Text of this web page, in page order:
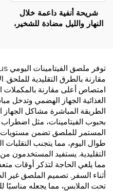
شريحة أنفية داعمة خلال
النهار والليل مضادة للشخير،
مقارنة بالطرق التقليدية
امتصاص أعلى مقارنة بالمكملات
الغذائية الجهاز الهضمي وتدخل
الطريقة المباشرة مشاكل الجهاز
بحبوب الفيتامينات، مثل اضطراب
المستمر للملصق تضمن مستويات
طوال اليوم، مما يتجنب
التقليدية. يستفيد المستخدمون
مما يلغي الحاجة لتذكر أوقات
أثناء السفر. تصميم الملصق غير
تحت الملابس، مما يجعله مناسبًا